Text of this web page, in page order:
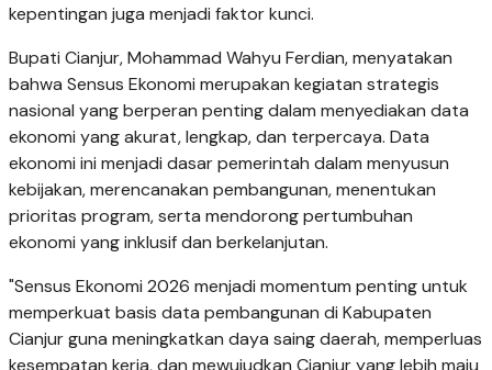
kepentingan juga menjadi faktor kunci.
Bupati Cianjur, Mohammad Wahyu Ferdian, menyatakan
bahwa Sensus Ekonomi merupakan kegiatan strategis
nasional yang berperan penting dalam menyediakan data
ekonomi yang akurat, lengkap, dan terpercaya. Data
ekonomi ini menjadi dasar pemerintah dalam menyusun
kebijakan, merencanakan pembangunan, menentukan
prioritas program, serta mendorong pertumbuhan
ekonomi yang inklusif dan berkelanjutan.
"Sensus Ekonomi 2026 menjadi momentum penting untuk
memperkuat basis data pembangunan di Kabupaten
Cianjur guna meningkatkan daya saing daerah, memperluas
kesempatan kerja, dan mewujudkan Cianjur yang lebih maju